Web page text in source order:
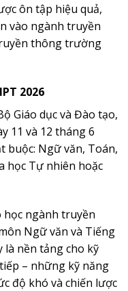
ôn tập hiệu quả,
vào ngành truyền
thông trường
2026
Giáo dục và Đào tạo,
11 và 12 tháng 6
buộc: Ngữ văn, Toán,
học Tự nhiên hoặc
ngành truyền
Ngữ văn và Tiếng
là nền tảng cho kỹ
– những kỹ năng
độ khó và chiến lược